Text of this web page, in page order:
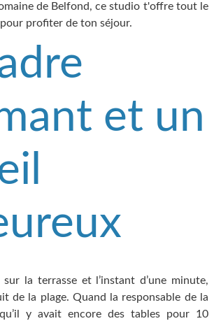
de Belfond, ce studio t'offre tout le
profiter de ton séjour.
et un
la terrasse et l’instant d’une minute,
de la plage. Quand la responsable de la
y avait encore des tables pour 10